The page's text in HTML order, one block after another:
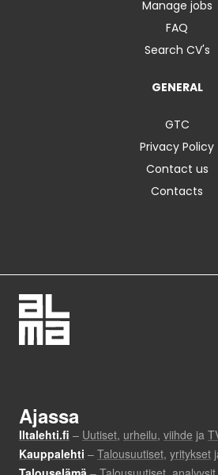
Manage jobs
FAQ
Search CV's
GENERAL
GTC
Privacy Policy
Contact us
Contacts